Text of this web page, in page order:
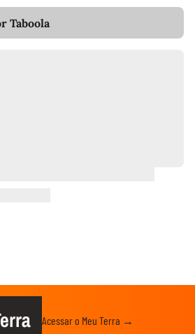
Taboola
Acessar o Meu Terra →